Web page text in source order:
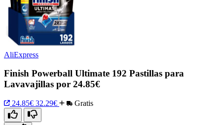
AliExpress
Finish Powerball Ultimate 192 Pastillas para
Lavavajillas por 24.85€
24.85€ 32.29€ Gratis